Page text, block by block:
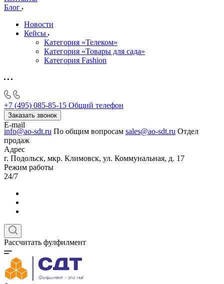
Блог
Новости
Кейсы
Категория «Телеком»
Категория «Товары для сада»
Категория Fashion
+7 (495) 085-85-15 Общий телефон
Заказать звонок
E-mail
info@ao-sdt.ru По общим вопросам sales@ao-sdt.ru Отдел
продаж
Адрес
г. Подольск, мкр. Климовск, ул. Коммунальная, д. 17
Режим работы
24/7
Рассчитать фулфилмент